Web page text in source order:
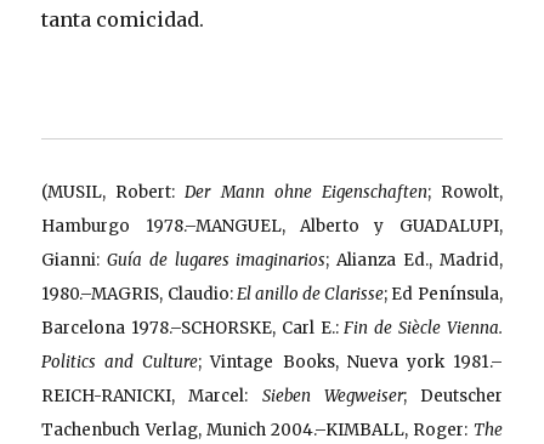
tanta comicidad.
(MUSIL, Robert: Der Mann ohne Eigenschaften; Rowolt,
Hamburgo 1978.–MANGUEL, Alberto y GUADALUPI,
Gianni: Guía de lugares imaginarios; Alianza Ed., Madrid,
1980.–MAGRIS, Claudio:El anillo de Clarisse; Ed Península,
Barcelona 1978.–SCHORSKE, Carl E.:Fin de Siècle Vienna.
Politics and Culture; Vintage Books, Nueva york 1981.–
REICH-RANICKI, Marcel: Sieben Wegweiser; Deutscher
Tachenbuch Verlag, Munich 2004.–KIMBALL, Roger: The